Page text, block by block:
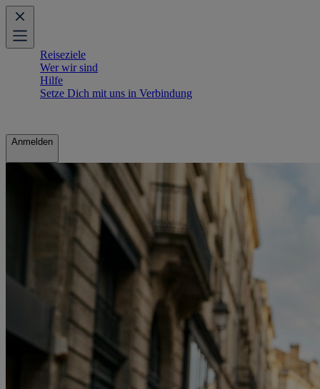
Reiseziele
Wer wir sind
Hilfe
Setze Dich mit uns in Verbindung
Anmelden